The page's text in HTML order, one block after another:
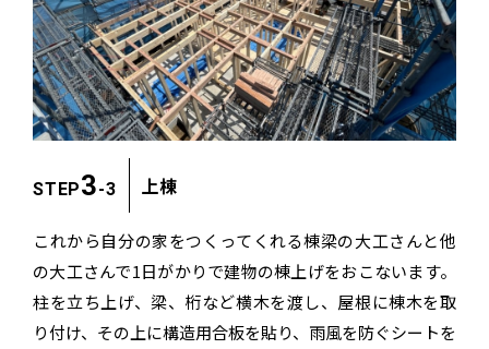
STEP3-3 上棟
これから自分の家をつくってくれる棟梁の大工さんと他
の大工さんで1日がかりで建物の棟上げをおこないます。
柱を立ち上げ、梁、桁など横木を渡し、屋根に棟木を取
り付け、 その上に構造用合板を貼り、雨風を防ぐシートを